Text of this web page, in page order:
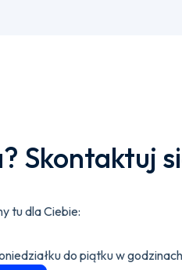
Skontaktuj
tu dla Ciebie:
do piątku w